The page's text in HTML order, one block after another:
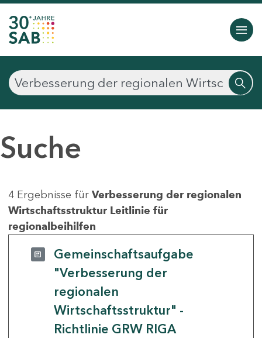
Suche
4 Ergebnisse für Verbesserung der regionalen
Wirtschaftsstruktur Leitlinie für
regionalbeihilfen
Gemeinschaftsaufgabe
"Verbesserung der
regionalen
Wirtschaftsstruktur" -
Richtlinie GRW RIGA